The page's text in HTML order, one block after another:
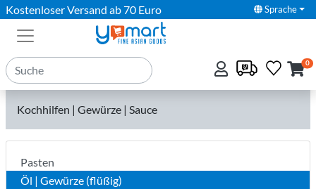
Kostenloser Versand ab 70 Euro Sprache
0
Kochhilfen | Gewürze | Sauce
Pasten
Öl | Gewürze (flüßig)